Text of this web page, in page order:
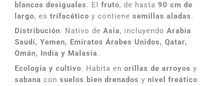
blancos desiguales. El fruto, de hasta 90 cm de
largo, es trifacético y contiene semillas aladas.
Distribución: Nativo de Asia, incluyendo Arabia
Saudí, Yemen, Emiratos Árabes Unidos, Qatar,
Omán, India y Malasia.
Ecología y cultivo: Habita en orillas de arroyos y
sabana con suelos bien drenados y nivel freático